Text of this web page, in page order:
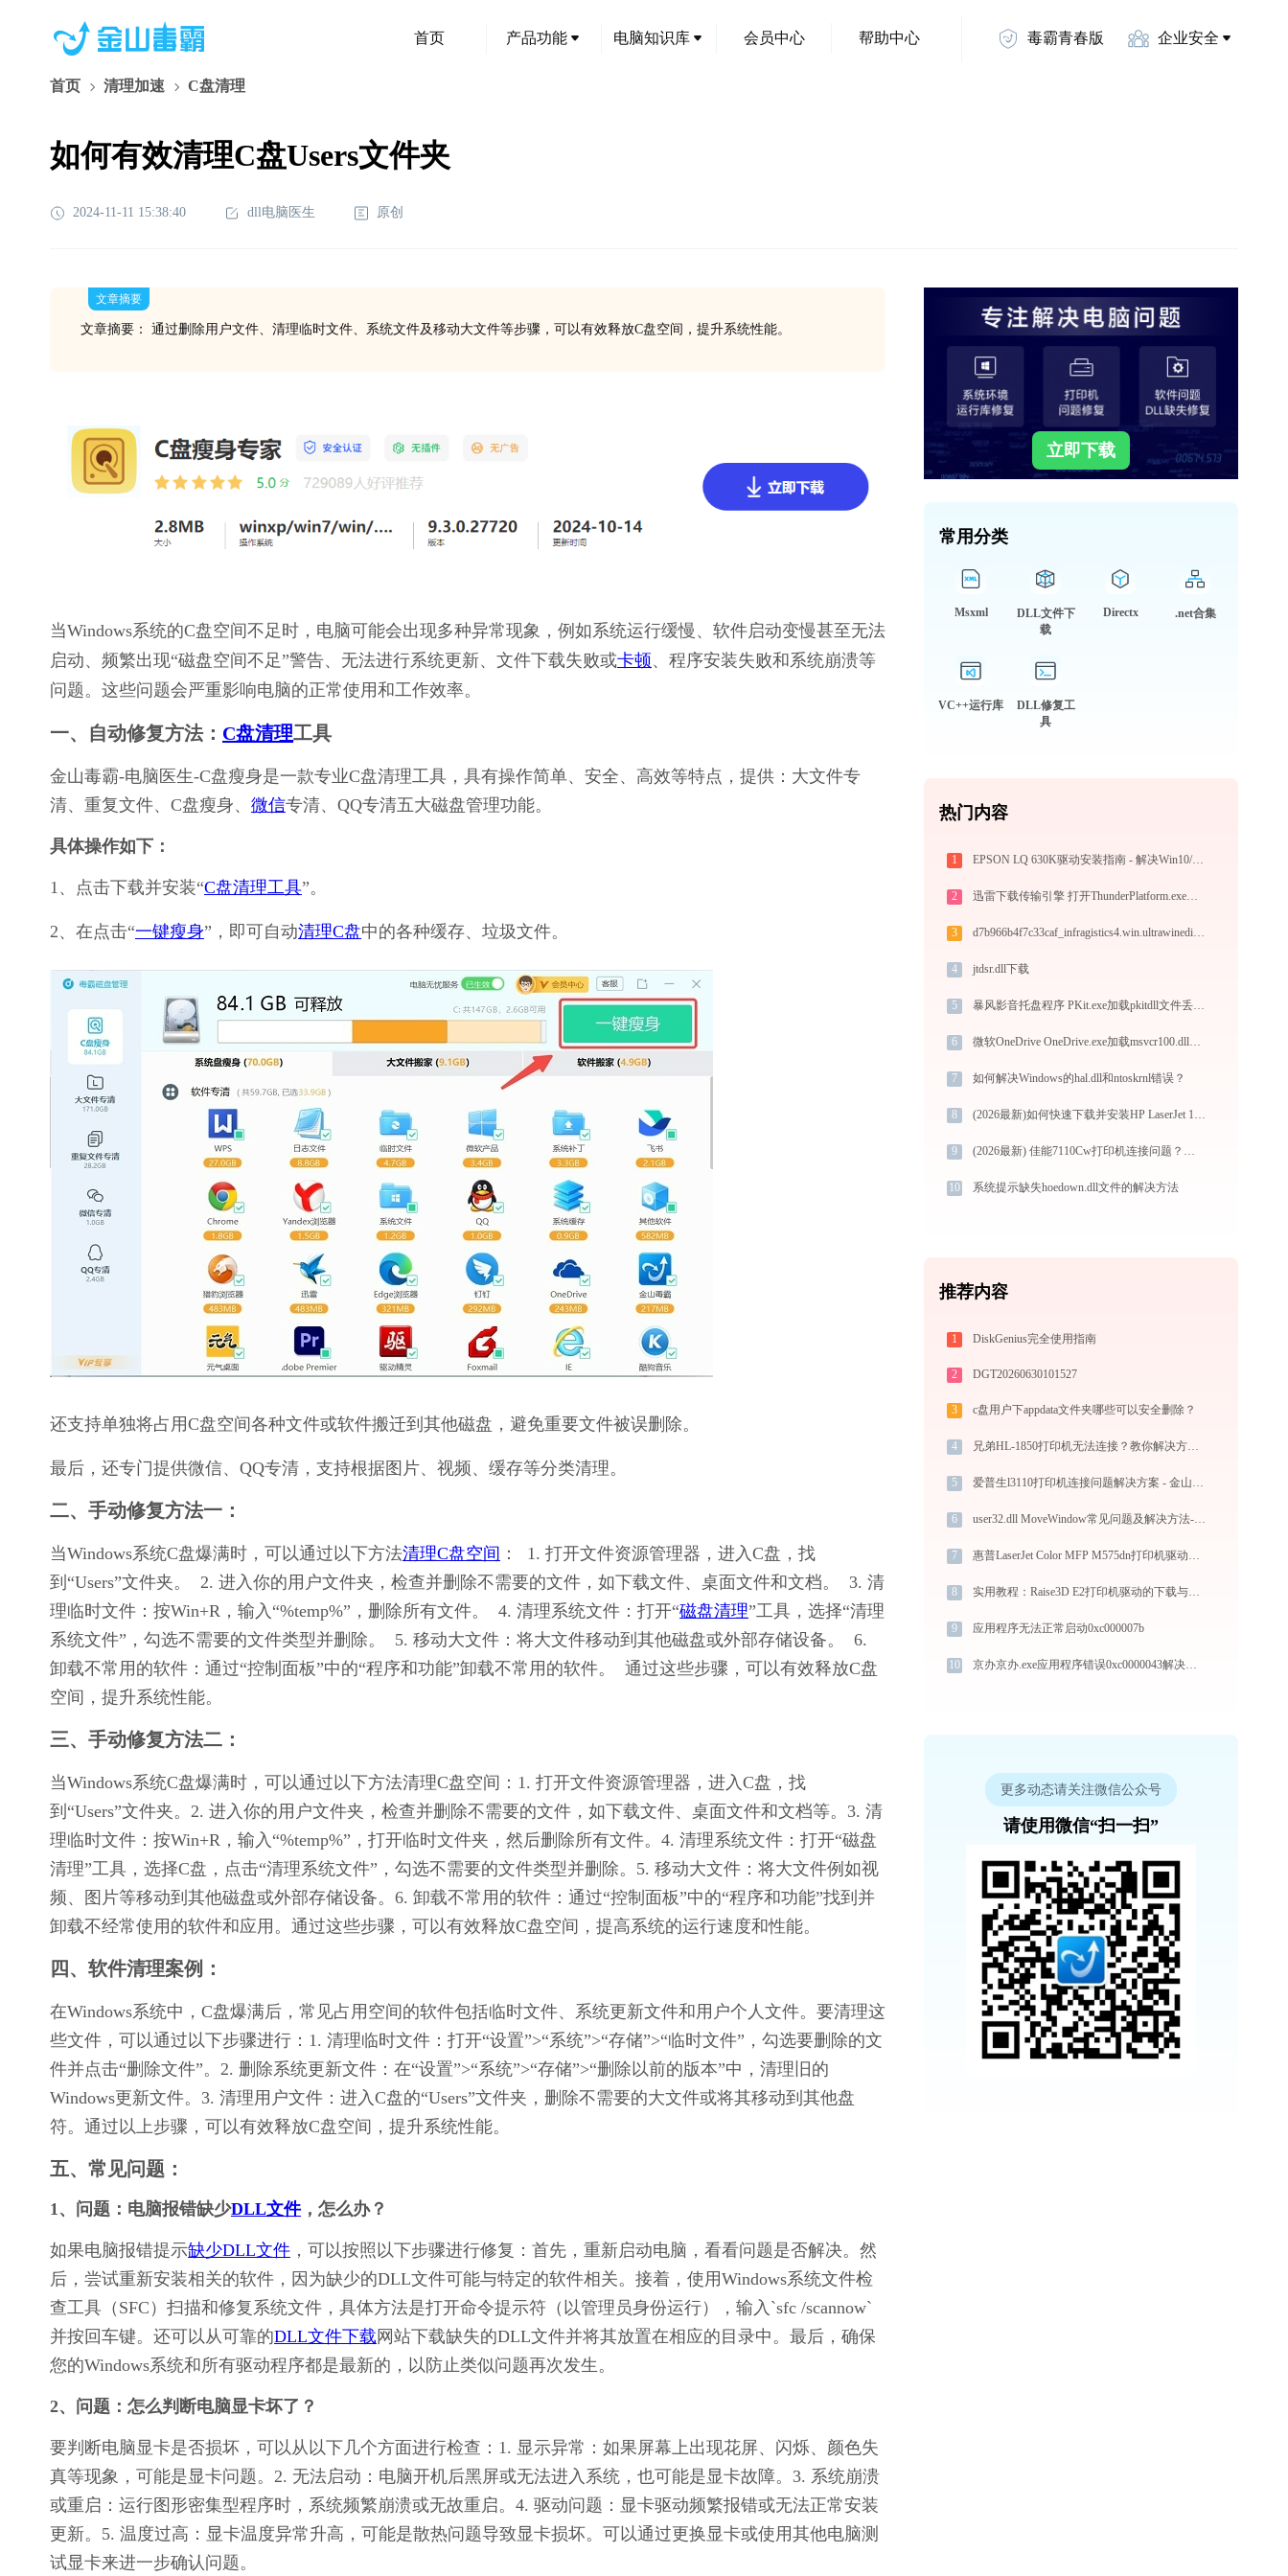
首页 产品功能 电脑知识库 会员中心 帮助中心 毒霸青春版 企业安全
首页 清理加速 C盘清理
如何有效清理C盘Users文件夹
2024-11-11 15:38:40 dll电脑医生 原创
文章摘要
文章摘要： 通过删除用户文件、清理临时文件、系统文件及移动大文件等步骤，可以有效释放C盘空间，提升系统性能。
当Windows系统的C盘空间不足时，电脑可能会出现多种异常现象，例如系统运行缓慢、软件启动变慢甚至无法
启动、频繁出现“磁盘空间不足”警告、无法进行系统更新、文件下载失败或卡顿、程序安装失败和系统崩溃等
问题。这些问题会严重影响电脑的正常使用和工作效率。
一、自动修复方法： C盘清理工具
金山毒霸-电脑医生-C盘瘦身是一款专业C盘清理工具，具有操作简单、安全、高效等特点，提供：大文件专
清、重复文件、C盘瘦身、 微信专清、QQ专清五大磁盘管理功能。
具体操作如下：
1、点击下载并安装“C盘清理工具”。
2、在点击“一键瘦身”，即可自动清理C盘中的各种缓存、垃圾文件。
还支持单独将占用C盘空间各种文件或软件搬迁到其他磁盘，避免重要文件被误删除。
最后，还专门提供微信、QQ专清，支持根据图片、视频、缓存等分类清理。
二、手动修复方法一：
当Windows系统C盘爆满时，可以通过以下方法清理C盘空间 ：  1. 打开文件资源管理器，进入C盘，找
到“Users”文件夹。  2. 进入你的用户文件夹，检查并删除不需要的文件，如下载文件、桌面文件和文档。  3. 清
理临时文件：按Win+R，输入“%temp%”，删除所有文件。  4. 清理系统文件：打开“磁盘清理”工具，选择“清理
系统文件”，勾选不需要的文件类型并删除。  5. 移动大文件：将大文件移动到其他磁盘或外部存储设备。  6.
卸载不常用的软件：通过“控制面板”中的“程序和功能”卸载不常用的软件。  通过这些步骤，可以有效释放C盘
空间，提升系统性能。
三、手动修复方法二：
当Windows系统C盘爆满时，可以通过以下方法清理C盘空间：1. 打开文件资源管理器，进入C盘，找
到“Users”文件夹。2. 进入你的用户文件夹，检查并删除不需要的文件，如下载文件、桌面文件和文档等。3. 清
理临时文件：按Win+R，输入“%temp%”，打开临时文件夹，然后删除所有文件。4. 清理系统文件：打开“磁盘
清理”工具，选择C盘，点击“清理系统文件”，勾选不需要的文件类型并删除。5. 移动大文件：将大文件例如视
频、图片等移动到其他磁盘或外部存储设备。6. 卸载不常用的软件：通过“控制面板”中的“程序和功能”找到并
卸载不经常使用的软件和应用。通过这些步骤，可以有效释放C盘空间，提高系统的运行速度和性能。
四、软件清理案例：
在Windows系统中，C盘爆满后，常见占用空间的软件包括临时文件、系统更新文件和用户个人文件。要清理这
些文件，可以通过以下步骤进行：1. 清理临时文件：打开“设置”>“系统”>“存储”>“临时文件”，勾选要删除的文
件并点击“删除文件”。2. 删除系统更新文件：在“设置”>“系统”>“存储”>“删除以前的版本”中，清理旧的
Windows更新文件。3. 清理用户文件：进入C盘的“Users”文件夹，删除不需要的大文件或将其移动到其他盘
符。通过以上步骤，可以有效释放C盘空间，提升系统性能。
五、常见问题：
1、问题：电脑报错缺少DLL文件，怎么办？
如果电脑报错提示缺少DLL文件 ，可以按照以下步骤进行修复：首先，重新启动电脑，看看问题是否解决。然
后，尝试重新安装相关的软件，因为缺少的DLL文件可能与特定的软件相关。接着，使用Windows系统文件检
查工具（SFC）扫描和修复系统文件，具体方法是打开命令提示符（以管理员身份运行），输入`sfc /scannow`
并按回车键。还可以从可靠的DLL文件下载 网站下载缺失的DLL文件并将其放置在相应的目录中。最后，确保
您的Windows系统和所有驱动程序都是最新的，以防止类似问题再次发生。
2、问题：怎么判断电脑显卡坏了？
要判断电脑显卡是否损坏，可以从以下几个方面进行检查：1. 显示异常：如果屏幕上出现花屏、闪烁、颜色失
真等现象，可能是显卡问题。2. 无法启动：电脑开机后黑屏或无法进入系统，也可能是显卡故障。3. 系统崩溃
或重启：运行图形密集型程序时，系统频繁崩溃或无故重启。4. 驱动问题：显卡驱动频繁报错或无法正常安装
更新。5. 温度过高：显卡温度异常升高，可能是散热问题导致显卡损坏。可以通过更换显卡或使用其他电脑测
试显卡来进一步确认问题。
立即下载
常用分类
Msxml
DLL文件下
载
Directx .net合集
VC++运行库
DLL修复工
具
热门内容
1 EPSON LQ 630K驱动安装指南 - 解决Win10/Win11兼容性问题
2 迅雷下载传输引擎 打开ThunderPlatform.exe找不到zlib1.dll怎么办
3 d7b966b4f7c33caf_infragistics4.win.ultrawineditors.v17.2.ni.dll下载
4 jtdsr.dll下载
5 暴风影音托盘程序 PKit.exe加载pkitdll文件丢失处理办法
6 微软OneDrive OneDrive.exe加载msvcr100.dll文件丢失处理办法
7 如何解决Windows的hal.dll和ntoskrnl错误？
8 (2026最新)如何快速下载并安装HP LaserJet 1020打印机驱动：详细步骤解析
9 (2026最新) 佳能7110Cw打印机连接问题？教你快速解决！-金山毒霸
10 系统提示缺失hoedown.dll文件的解决方法
推荐内容
1 DiskGenius完全使用指南
2 DGT20260630101527
3 c盘用户下appdata文件夹哪些可以安全删除？
4 兄弟HL-1850打印机无法连接？教你解决方法！-金山毒霸
5 爱普生l3110打印机连接问题解决方案 - 金山毒霸
6 user32.dll MoveWindow常见问题及解决方法-金山毒霸
7 惠普LaserJet Color MFP M575dn打印机驱动安装全攻略：从下载到安装完全教程
8 实用教程：Raise3D E2打印机驱动的下载与安装技巧
9 应用程序无法正常启动0xc000007b
10 京办京办.exe应用程序错误0xc0000043解决方法
更多动态请关注微信公众号
请使用微信“扫一扫”